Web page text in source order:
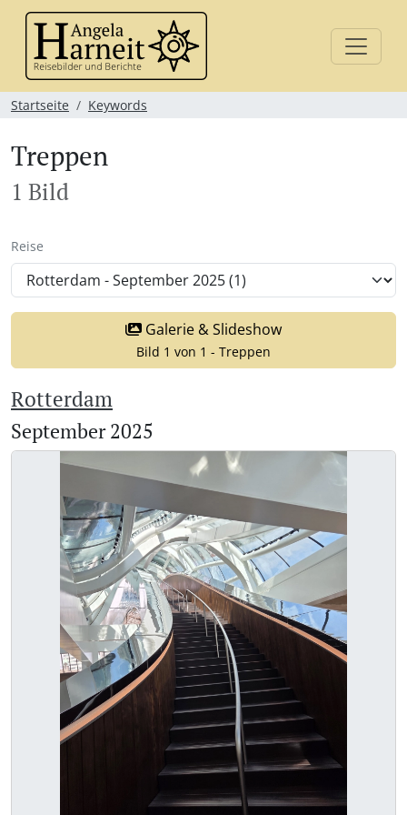
Startseite Keywords
Treppen
1 Bild
Reise
Galerie & Slideshow
Bild 1 von 1 - Treppen
Rotterdam
September 2025